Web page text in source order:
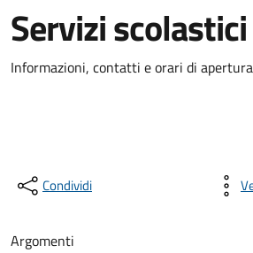
Servizi scolastici
Informazioni, contatti e orari di
Condividi
Argomenti